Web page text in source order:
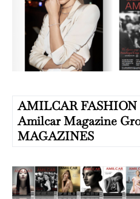
AMILCAR
Amilcar Magazine
MAGAZINES